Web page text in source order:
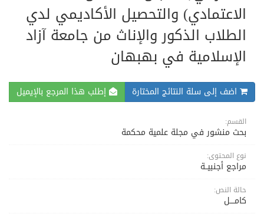
الاعتمادي) والتحصيل الأكاديمي لدي
الطلاب الذكور والإناث من جامعة آزاد
الإسلامية في بهبهان
اضف إلى سلة النتائج المختارة إطلب هذا المرجع بالإيميل
القسم:
بحث منشور في مجلة علمية محكمة
نوع المحتوى:
مراجع أجنبيــة
حالة النص:
كامــــل